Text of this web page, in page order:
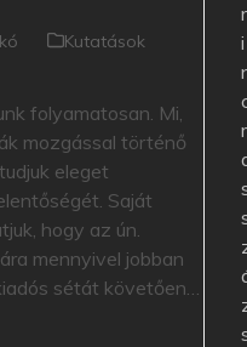
Kutatások
folyamatosan. Mi,
mozgással történő
eleget
Saját
hogy az ún.
mennyivel jobban
sétát követően…
r
i